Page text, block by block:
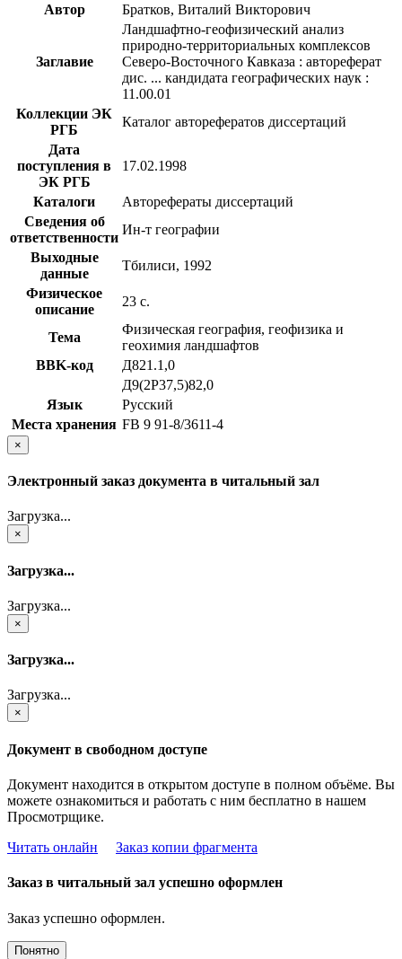
Автор Братков, Виталий Викторович
Заглавие
Ландшафтно-геофизический анализ
природно-территориальных комплексов
Северо-Восточного Кавказа : автореферат
дис. ... кандидата географических наук :
11.00.01
Коллекции ЭК
РГБ
Каталог авторефератов диссертаций
Дата
поступления в
ЭК РГБ
17.02.1998
Каталоги
Авторефераты диссертаций
Сведения об
ответственности
Ин-т географии
Выходные
данные
Тбилиси, 1992
Физическое
описание
23 с.
Тема
Физическая география, геофизика и
геохимия ландшафтов
BBK-код
Д821.1,0
Д9(2Р37,5)82,0
Язык
Русский
Места хранения FB 9 91-8/3611-4
×
Электронный заказ документа в читальный зал
Загрузка...
×
Загрузка...
Загрузка...
×
Загрузка...
Загрузка...
×
Документ в свободном доступе
Документ находится в открытом доступе в полном объёме. Вы
можете ознакомиться и работать с ним бесплатно в нашем
Просмотрщике.
Читать онлайн
Заказ копии фрагмента
Заказ в читальный зал успешно оформлен
Заказ успешно оформлен.
Понятно